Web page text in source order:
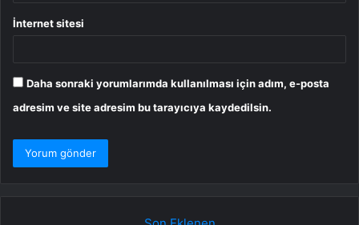
İnternet sitesi
Daha sonraki yorumlarımda kullanılması için adım, e-posta
adresim ve site adresim bu tarayıcıya kaydedilsin.